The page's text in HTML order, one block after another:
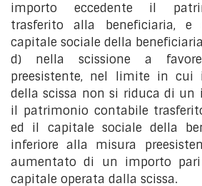
importo eccedente il
trasferito alla beneficiaria, e
capitale sociale della
d) nella scissione a
preesistente, nel limite in cui
della scissa non si riduca di un
il patrimonio contabile
ed il capitale sociale della
inferiore alla misura
aumentato di un importo
capitale operata dalla scissa.